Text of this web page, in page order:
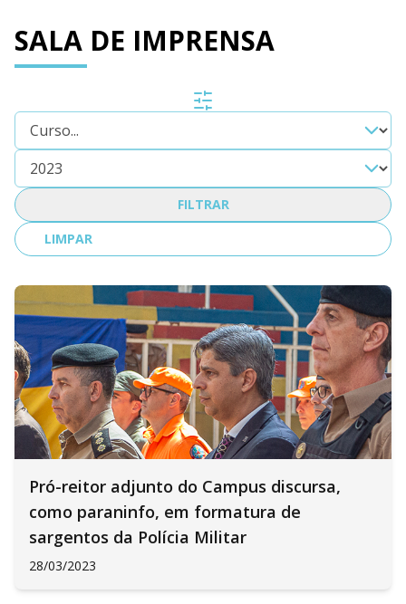
SALA DE IMPRENSA
FILTRAR
LIMPAR
Pró-reitor adjunto do Campus discursa,
como paraninfo, em formatura de
sargentos da Polícia Militar
28/03/2023